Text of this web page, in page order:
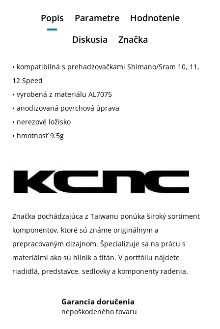
Popis Parametre
Hodnotenie
Diskusia
Značka
• kompatibilná s prehadzovačkami Shimano/Sram 10, 11,
12 Speed
• vyrobená z materiálu AL7075
• anodizovaná povrchová úprava
• nerezové ložisko
• hmotnosť 9.5g
Značka pochádzajúca z Taiwanu ponúka široký sortiment
komponentov, ktoré sú známe originálnym a
prepracovaným dizajnom. Špecializuje sa na prácu s
materiálmi ako sú hliník a titán. V portfóliu nájdete
riadidlá, predstavce, sedlovky a komponenty radenia.
Garancia doručenia
nepoškodeného tovaru